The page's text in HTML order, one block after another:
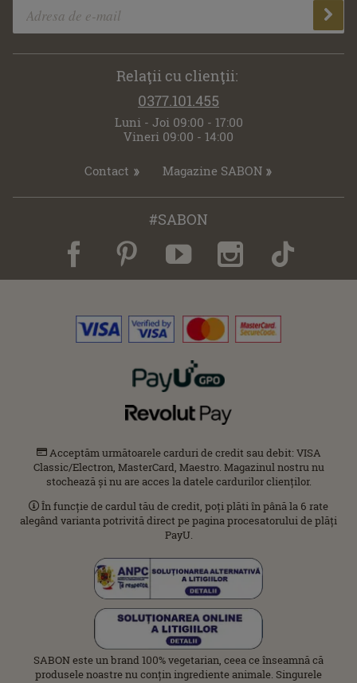
Relaţii cu clienţii:
0377.101.455
Luni - Joi 09:00 - 17:00
Vineri 09:00 - 14:00
Contact Magazine SABON
#SABON
Acceptăm următoarele carduri de credit sau debit: VISA
Classic/Electron, MasterCard, Maestro. Magazinul nostru nu
stochează și nu are acces la datele cardurilor clienților.
În funcție de cardul tău de credit, poți plăti în până la 6 rate
alegând varianta potrivită direct pe pagina procesatorului de plăți
PayU.
SABON este un brand 100% vegetarian, ceea ce înseamnă că
produsele noastre nu conțin ingrediente animale. Singurele